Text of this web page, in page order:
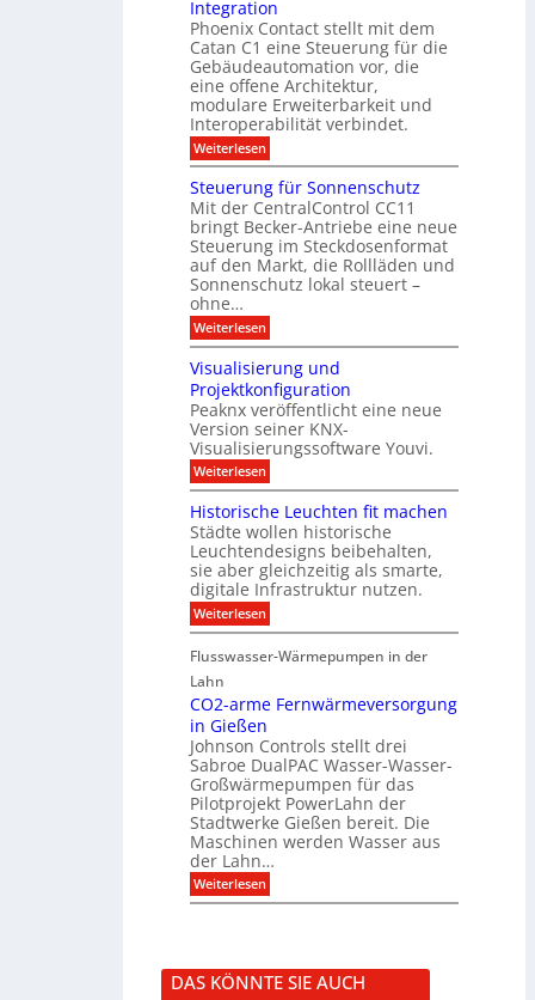
a
u
c
h
m
e
l
d
e
r
n
s
z
e
n
t
r
u
m
h
t
e
r
f
o
l
g
r
e
i
c
h
z
u
E
n
e
s
o
r
m
i
t
D
i
s
p
a
y
e
-
A
I
f
ü
r
G
e
b
u
d
e
:
D
a
t
e
n
a
n
a
l
y
s
e
d
i
r
e
k
t
i
n
d
e
r
n
r
a
s
t
r
u
k
t
u
r
Integration
Phoenix Contact stellt mit dem
Catan C1 eine Steuerung für die
Gebäudeautomation vor, die
eine offene Architektur,
modulare Erweiterbarkeit und
Interoperabilität verbindet.
Weiterlesen:
M
d
u
l
a
r
e
r
C
o
n
t
r
o
l
l
e
r
m
i
t
K
N
X
-
I
n
t
g
a
t
i
o
n
Steuerung für Sonnenschutz
Mit der CentralControl CC11
bringt Becker-Antriebe eine neue
Steuerung im Steckdosenformat
auf den Markt, die Rollläden und
Sonnenschutz lokal steuert –
ohne…
Weiterlesen:
S
e
u
e
r
u
n
g
f
ü
r
S
o
n
n
e
n
c
t
z
Visualisierung und
Projektkonfiguration
Peaknx veröffentlicht eine neue
Version seiner KNX-
Visualisierungssoftware Youvi.
Weiterlesen:
V
s
u
a
l
i
s
i
e
r
g
u
n
d
P
r
o
j
e
t
k
o
g
u
Historische Leuchten fit machen
Städte wollen historische
Leuchtendesigns beibehalten,
sie aber gleichzeitig als smarte,
digitale Infrastruktur nutzen.
Weiterlesen:
H
s
r
i
s
c
h
e
L
e
u
c
t
t
Flusswasser-Wärmepumpen in der
Lahn
CO2-arme Fernwärmeversorgung
in Gießen
Johnson Controls stellt drei
Sabroe DualPAC Wasser-Wasser-
Großwärmepumpen für das
Pilotprojekt PowerLahn der
Stadtwerke Gießen bereit. Die
Maschinen werden Wasser aus
der Lahn…
Weiterlesen:
C
a
r
DAS KÖNNTE SIE AUCH